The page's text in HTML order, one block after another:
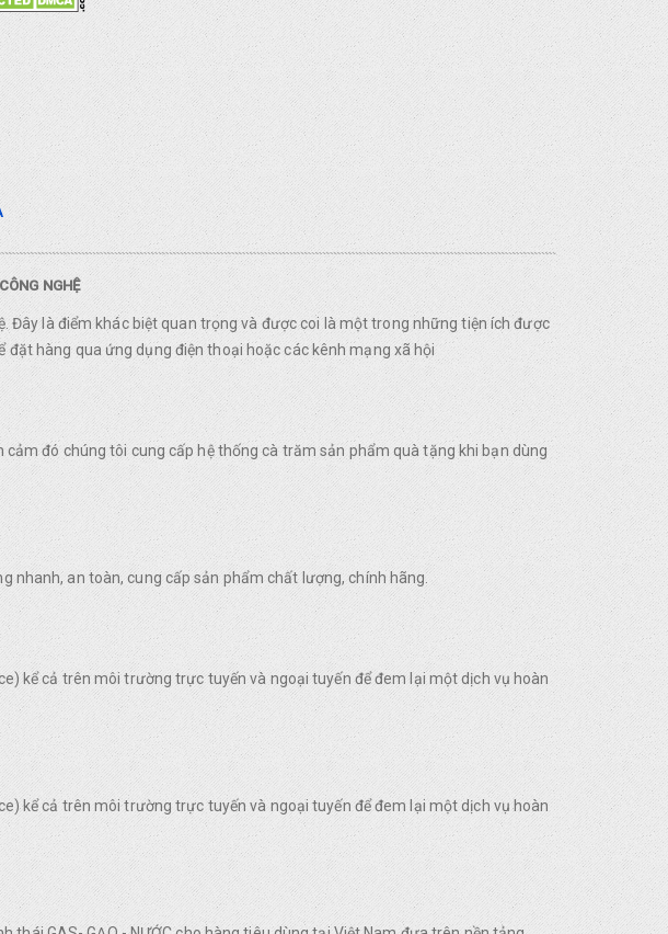
NGHỆ
Đây là điểm khác biệt quan trọng và được coi là một trong những tiện ích được
hàng qua ứng dụng điện thoại hoặc các kênh mạng xã hội
đó chúng tôi cung cấp hệ thống cà trăm sản phẩm quà tặng khi bạn dùng
nhanh, an toàn, cung cấp sản phẩm chất lượng, chính hãng.
kể cả trên môi trường trực tuyến và ngoại tuyến để đem lại một dịch vụ hoàn
kể cả trên môi trường trực tuyến và ngoại tuyến để đem lại một dịch vụ hoàn